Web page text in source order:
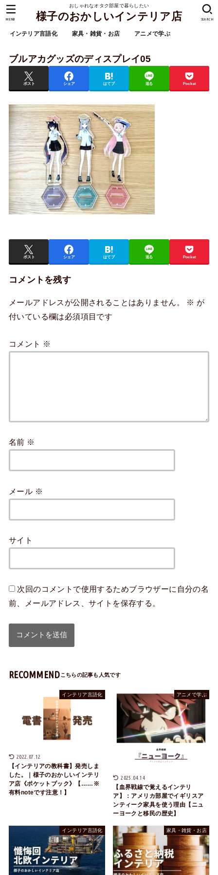
おしゃれなオタク部屋で暮らしたい
様子のおかしいインテリア店
インテリア言語化 家具・雑貨・お店 アニメで学ぶ
SEARCH
MENU
ブルアカグッズのディスプレイ05
ポスト シェア はてブ 送る Pocket
ポスト シェア はてブ 送る Pocket
コメントを残す
メールアドレスが公開されることはありません。 ※ が
付いている欄は必須項目です
コメント ※
名前 ※
メール ※
サイト
次回のコメントで使用するためブラウザーに自分の名
前、メールアドレス、サイトを保存する。
RECOMMEND
インテリア言語化
2022.07.12
【インテリアの教科書】発売しま
した。｜様子のおかしいインテリ
ア店《ポケットブック》【……※
有料noteです注意！】
アニメで学ぶ
2025.04.14
【血界戦線で覚えるインテリ
ア】：アメリカ部屋でイギリスア
ンティーク家具を使う理由【ニュ
ーヨークと移民の歴史】
インテリア言語化 家具・雑貨・お店